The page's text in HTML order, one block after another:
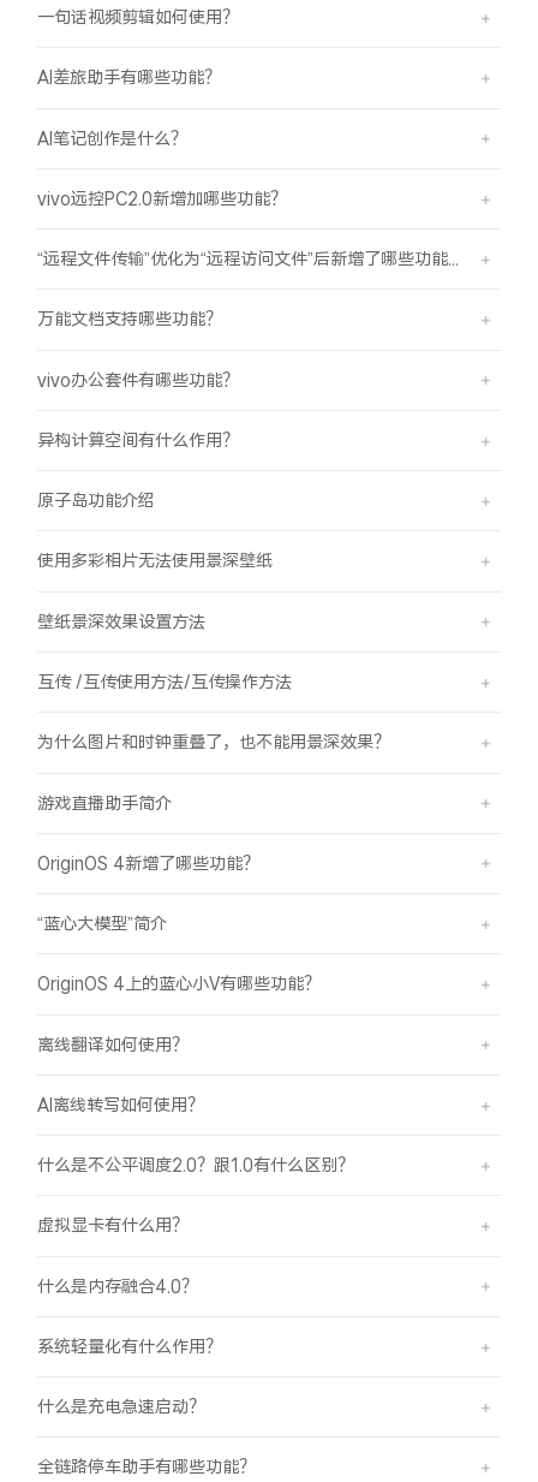
一句话视频剪辑如何使用？
AI差旅助手有哪些功能？
AI笔记创作是什么？
vivo远控PC2.0新增加哪些功能？
万能文档支持哪些功能？
vivo办公套件有哪些功能？
异构计算空间有什么作用？
原子岛功能介绍
使用多彩相片无法使用景深壁纸
壁纸景深效果设置方法
互传 /互传使用方法/互传操作方法
为什么图片和时钟重叠了，也不能用景深效果？
游戏直播助手简介
OriginOS 4新增了哪些功能？
“蓝心大模型”简介
OriginOS 4上的蓝心小V有哪些功能？
离线翻译如何使用？
AI离线转写如何使用？
什么是不公平调度2.0？跟1.0有什么区别？
虚拟显卡有什么用？
什么是内存融合4.0？
系统轻量化有什么作用？
什么是充电急速启动？
全链路停车助手有哪些功能？